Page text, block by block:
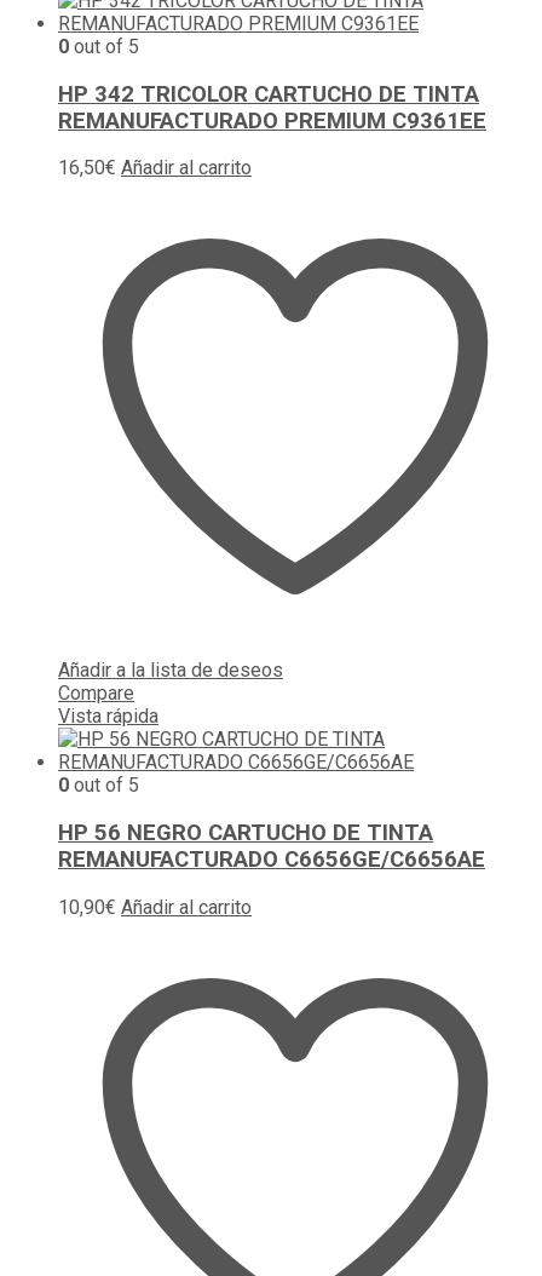
0 out of 5
HP 342 TRICOLOR CARTUCHO DE TINTA
REMANUFACTURADO PREMIUM C9361EE
16,50€ Añadir al carrito
Añadir a la lista de deseos
Compare
Vista rápida
0 out of 5
HP 56 NEGRO CARTUCHO DE TINTA
REMANUFACTURADO C6656GE/C6656AE
10,90€ Añadir al carrito